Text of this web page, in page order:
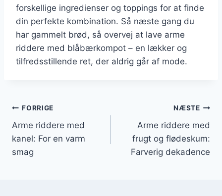
forskellige ingredienser og toppings for at finde
din perfekte kombination. Så næste gang du
har gammelt brød, så overvej at lave arme
riddere med blåbærkompot – en lækker og
tilfredsstillende ret, der aldrig går af mode.
Indlægsnavigation
FORRIGE
Arme riddere med
kanel: For en varm
smag
NÆSTE
Arme riddere med
frugt og flødeskum:
Farverig dekadence